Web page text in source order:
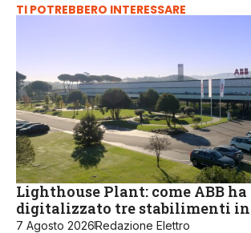
TI POTREBBERO INTERESSARE
Lighthouse Plant: come ABB ha
digitalizzato tre stabilimenti
7 Agosto 2026Redazione Elettro